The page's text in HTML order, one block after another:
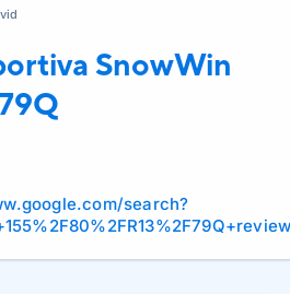
SnowWin
search?